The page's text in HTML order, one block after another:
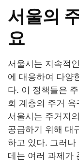
서울의
요
서울시는 지속적
에 대응하여 다양
다. 이 정책들은
회 계층의 주거
서울시는 주거지
공급하기 위해 대
하고 있다. 그러
데는 여러 과제가